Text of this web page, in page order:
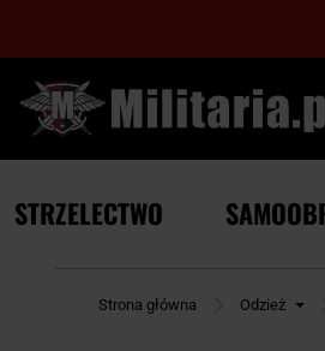
STRZELECTWO
Strona główna Odzież